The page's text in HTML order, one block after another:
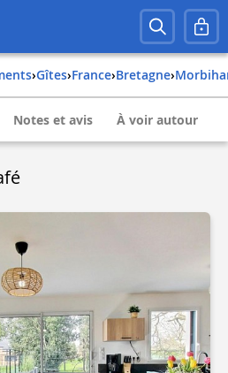
› Gîtes› france› bretagne›
Notes et avis À voir autour